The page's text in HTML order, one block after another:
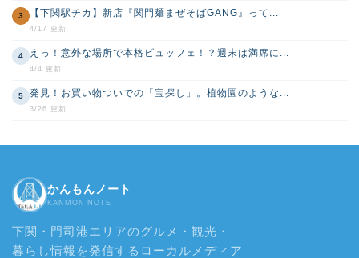
3 【下関駅チカ】新店『関門麺まぜそばGANG』って...
4/17 更新
4 えっ！意外な場所で本格ビュッフェ！？週末は満席に...
4/4 更新
5 発見！お買い物ついでの「宝探し」。植物園のような...
3/26 更新
かんもんノート
KANMON NOTE
下関・門司港エリアのグルメ・観光・
暮らし情報を発信するローカルメディア